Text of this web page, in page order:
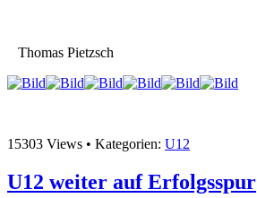
Thomas Pietzsch
15303 Views • Kategorien: U12
U12 weiter auf Erfolgsspur